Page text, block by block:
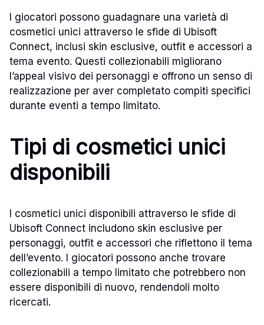
I giocatori possono guadagnare una varietà di
cosmetici unici attraverso le sfide di Ubisoft
Connect, inclusi skin esclusive, outfit e accessori a
tema evento. Questi collezionabili migliorano
l’appeal visivo dei personaggi e offrono un senso di
realizzazione per aver completato compiti specifici
durante eventi a tempo limitato.
Tipi di cosmetici unici
disponibili
I cosmetici unici disponibili attraverso le sfide di
Ubisoft Connect includono skin esclusive per
personaggi, outfit e accessori che riflettono il tema
dell’evento. I giocatori possono anche trovare
collezionabili a tempo limitato che potrebbero non
essere disponibili di nuovo, rendendoli molto
ricercati.